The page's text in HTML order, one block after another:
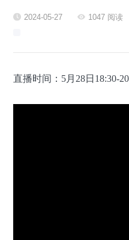
2024-05-27 1047 阅读
直播时间：5月28日18:30-